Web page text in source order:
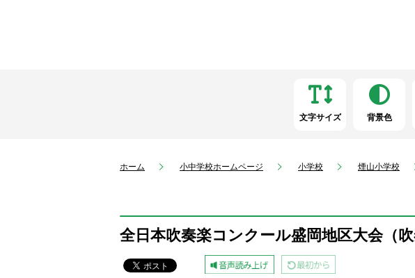
文字サイズ 背景色
ホーム 小中学校ホームページ 小学校 煙山小学校
全日本吹奏楽コンクール盛岡地区大会（